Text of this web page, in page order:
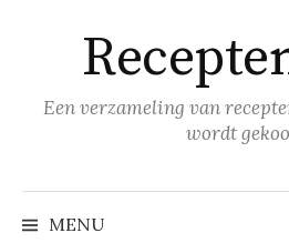
inhoud
springen
Een verzameling van
wordt
MENU